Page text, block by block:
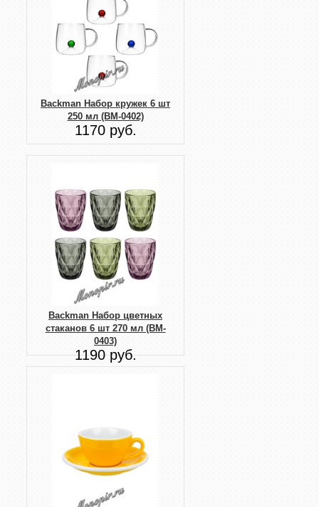
Backman Набор кружек 6 шт
250 мл (BM-0402)
1170 руб.
Backman Набор цветных
стаканов 6 шт 270 мл (BM-
0403)
1190 руб.